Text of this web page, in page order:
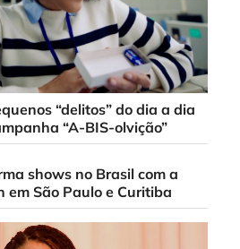
“delitos” do dia a dia
“A-BIS-olvição”
shows no Brasil com a
em São Paulo e Curitiba